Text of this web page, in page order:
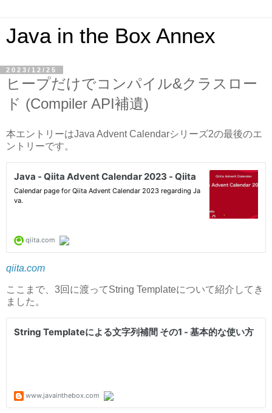
Java in the Box Annex
2023/12/25
ヒープだけでコンパイル&クラスロー
ド (Compiler API補遺)
本エントリーはJava Advent Calendarシリーズ2の最後のエ
ントリーです。
qiita.com
ここまで、3回に渡ってString Templateについて紹介してき
ました。